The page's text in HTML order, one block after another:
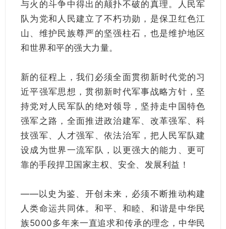
与火的斗争中得出的颠扑不破的真理。人民军
队为党和人民建立了不朽功勋，是保卫红色江
山、维护民族尊严的坚强柱石，也是维护地区
和世界和平的强大力量。
新的征程上，我们必须全面贯彻新时代党的习
近平强军思想，贯彻新时代军事战略方针，坚
持党对人民军队的绝对领导，坚持走中国特色
强军之路，全面推进政治建军、改革强军、科
技强军、人才强军、依法治军，把人民军队建
设成为世界一流军队，以更强大的能力、更可
靠的手段捍卫国家主权、安全、发展利益！
——以史为鉴、开创未来，必须不断推动构建
人类命运共同体。和平、和睦、和谐是中华民
族5000多年来一直追求和传承的理念，中华民